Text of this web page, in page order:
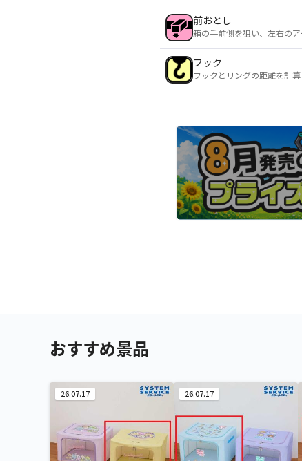
前おとし
箱の手前側を狙い、左右の
フック
フックとリングの距離を計
おすすめ景品
26.07.17 26.07.17